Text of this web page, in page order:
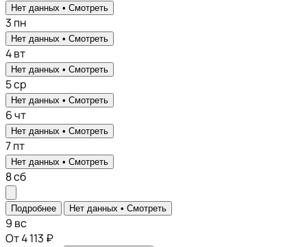
Нет данных • Смотреть
3 пн
Нет данных • Смотреть
4вт
Нет данных • Смотреть
5ср
Нет данных • Смотреть
6чт
Нет данных • Смотреть
7пт
Нет данных • Смотреть
8сб
Подробнее Нет данных • Смотреть
9 вс
От 4 113 ₽